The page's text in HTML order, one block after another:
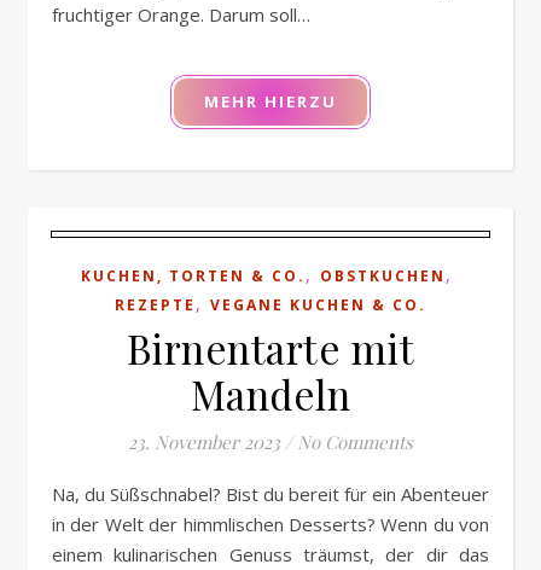
fruchtiger Orange. Darum soll…
MEHR HIERZU
KUCHEN, TORTEN & CO. , OBSTKUCHEN ,
REZEPTE , VEGANE KUCHEN & CO.
Birnentarte mit
Mandeln
23. November 2023 / No Comments
Na, du Süßschnabel? Bist du bereit für ein Abenteuer
in der Welt der himmlischen Desserts? Wenn du von
einem kulinarischen Genuss träumst, der dir das